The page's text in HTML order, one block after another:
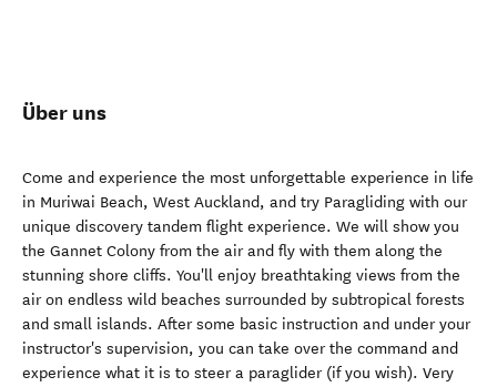
Über uns
Come and experience the most unforgettable experience in life
in Muriwai Beach, West Auckland, and try Paragliding with our
unique discovery tandem flight experience. We will show you
the Gannet Colony from the air and fly with them along the
stunning shore cliffs. You'll enjoy breathtaking views from the
air on endless wild beaches surrounded by subtropical forests
and small islands. After some basic instruction and under your
instructor's supervision, you can take over the command and
experience what it is to steer a paraglider (if you wish). Very